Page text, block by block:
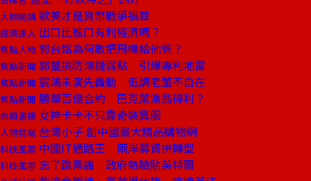
大師開講 歐美才是貨幣戰爭禍首
經濟達人 出口比進口有利經濟嗎？
焦點人物 郭台銘為何敢把飛機給他管？
焦點新聞 郭董挑防鴻鏈弱點 引爆專利地雷
焦點新聞 宸鴻未演先轟動 低調老董不自在
焦點新聞 勝華百億合約 巴克萊漁翁得利？
商周書摘 女神卡卡不只靠奇裝異服
人物特寫 台灣小子 創中國最大精品購物網
科技風雲 中國IT通路王 兩岸募資拚轉型
科技風雲 忘了跳票痛 政府熱臉貼英特爾